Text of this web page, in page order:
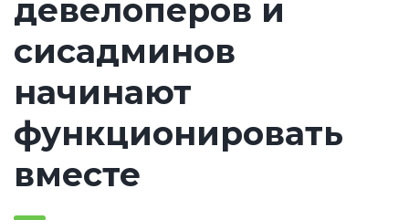
девелоперов и
сисадминов
начинают
функционировать
вместе